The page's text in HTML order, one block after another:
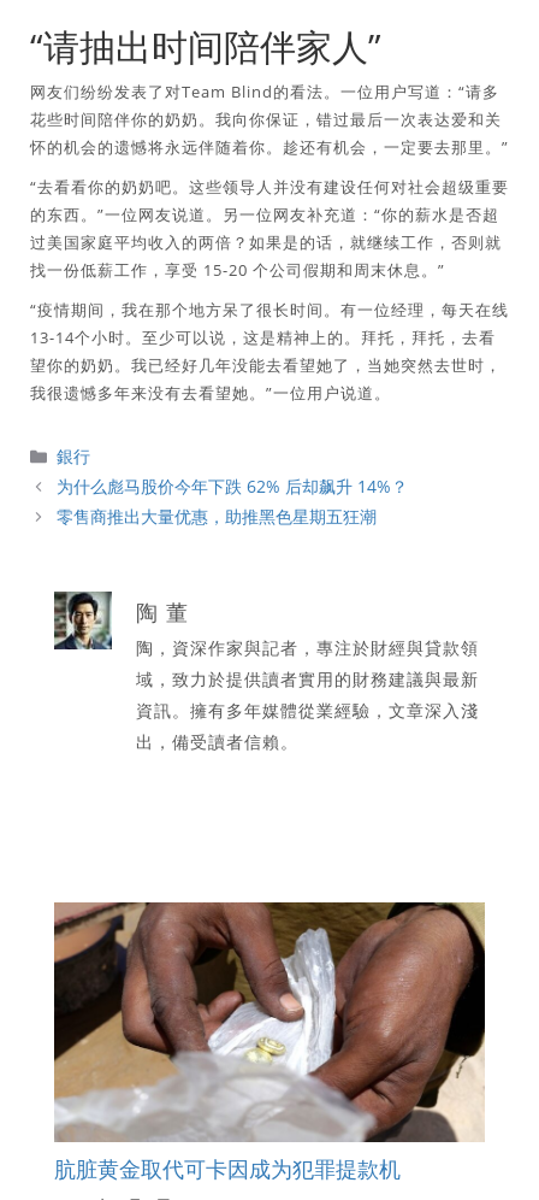
“请抽出时间陪伴家人”
网友们纷纷发表了对Team Blind的看法。一位用户写道：“请多
花些时间陪伴你的奶奶。我向你保证，错过最后一次表达爱和关
怀的机会的遗憾将永远伴随着你。趁还有机会，一定要去那里。”
“去看看你的奶奶吧。这些领导人并没有建设任何对社会超级重要
的东西。”一位网友说道。另一位网友补充道：“你的薪水是否超
过美国家庭平均收入的两倍？如果是的话，就继续工作，否则就
找一份低薪工作，享受 15-20 个公司假期和周末休息。”
“疫情期间，我在那个地方呆了很长时间。有一位经理，每天在线
13-14个小时。至少可以说，这是精神上的。拜托，拜托，去看
望你的奶奶。我已经好几年没能去看望她了，当她突然去世时，
我很遗憾多年来没有去看望她。”一位用户说道。
分
類
銀行
为什么彪马股价今年下跌 62% 后却飙升 14%？
零售商推出大量优惠，助推黑色星期五狂潮
陶 董
陶，資深作家與記者，專注於財經與貸款領
域，致力於提供讀者實用的財務建議與最新
資訊。擁有多年媒體從業經驗，文章深入淺
出，備受讀者信賴。
肮脏黄金取代可卡因成为犯罪提款机